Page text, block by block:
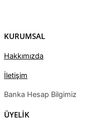
KURUMSAL
Hakkımızda
İletişim
Banka Hesap Bilgimiz
ÜYELİK